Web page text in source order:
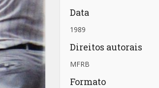
Data
1989
Direitos autorais
MFRB
Formato